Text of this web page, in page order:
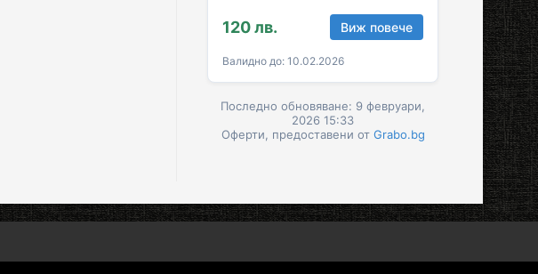
120 лв. Виж повече
Валидно до: 10.02.2026
Последно обновяване: 9 февруари,
2026 15:33
Оферти, предоставени от Grabo.bg